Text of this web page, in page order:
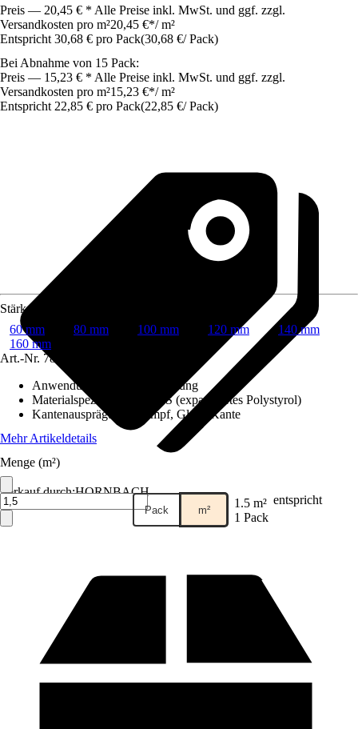
Preis — 20,45 € * Alle Preise inkl. MwSt. und ggf. zzgl.
Versandkosten pro m²20,45 €*/ m²
Entspricht 30,68 € pro Pack(30,68 €/ Pack)
Bei Abnahme von 15 Pack:
Preis — 15,23 € * Alle Preise inkl. MwSt. und ggf. zzgl.
Versandkosten pro m²15,23 €*/ m²
Entspricht 22,85 € pro Pack(22,85 €/ Pack)
Verkauf durch:HORNBACH
Stärke
60 mm
80 mm 100 mm 120 mm
140 mm
160 mm
Art.-Nr. 7816918
Anwendung
Fassadendämmung
Materialspezifizierung
EPS (expandiertes Polystyrol)
Kantenausprägung
Stumpf, Glatte Kante
Mehr Artikeldetails
Menge (m²)
Pack m² 1.5 m² entspricht
1 Pack